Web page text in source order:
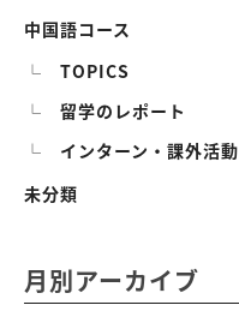
中国語コース
TOPICS
留学のレポート
インターン・課外活動
未分類
月別アーカイブ